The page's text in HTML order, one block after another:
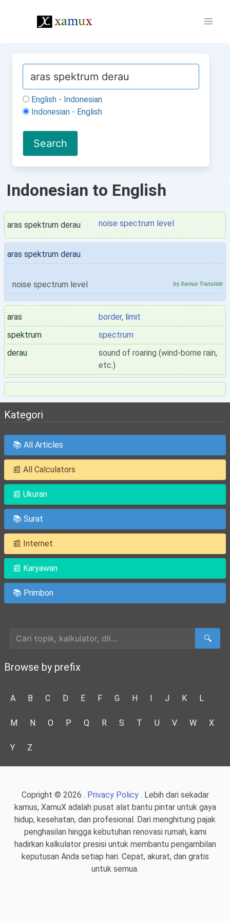
English - Indonesian
Indonesian - English
Indonesian to English
aras spektrum derau noise spectrum level
aras spektrum derau
noise spectrum level by Xamux Translate
aras border, limit
spektrum
spectrum
derau
sound of roaring (wind-borne rain,
etc.)
Kategori
📚 All Articles
📰 All Calculators
📰 Ukuran
📚 Surat
📰 Internet
📰 Karyawan
📚 Primbon
🔍
Browse by prefix
A B C D E F G H I J K L
M N O P Q R S T U V W X
Y Z
Copright © 2026 . Privacy Policy. Lebih dari sekadar
kamus, XamuX adalah pusat alat bantu pintar untuk gaya
hidup, kesehatan, dan profesional. Dari menghitung pajak
penghasilan hingga kebutuhan renovasi rumah, kami
hadirkan kalkulator presisi untuk membantu pengambilan
keputusan Anda setiap hari. Cepat, akurat, dan gratis
untuk semua.